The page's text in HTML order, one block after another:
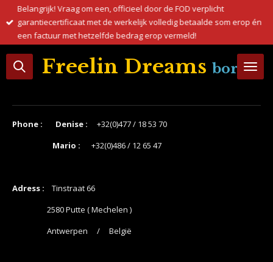
direct
naar
de
hoofdinhoudFreelin Dreams border
Belangrijk! Vraag om een, officieel door de FOD verplicht
garantiecertificaat met de werkelijk volledig betaalde som erop én
een factuur met hetzelfde bedrag erop vermeld!
Phone : Denise : +32(0)477 / 18 53 70
Mario : +32(0)486 / 12 65 47
Adress : Tinstraat 66
2580 Putte ( Mechelen )
Antwerpen / België